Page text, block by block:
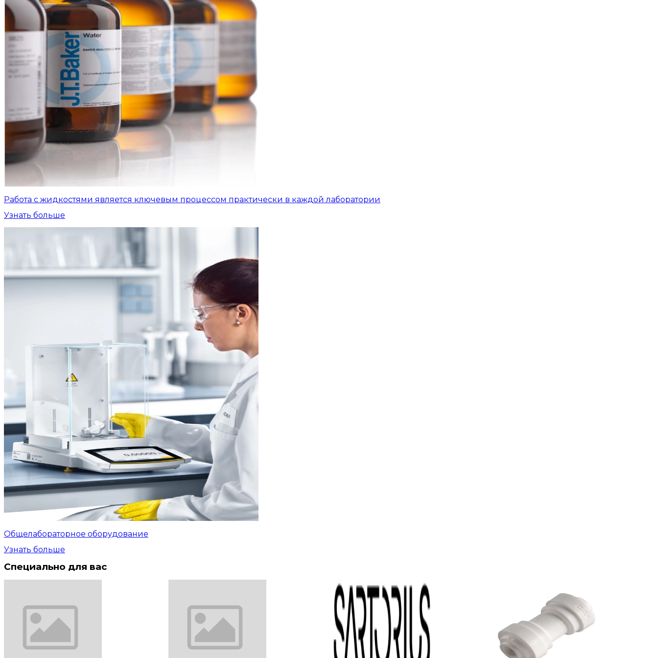
Работа с жидкостями является ключевым процессом практически в каждой лаборатории
Узнать больше
Общелабораторное оборудование
Узнать больше
Специально для вас